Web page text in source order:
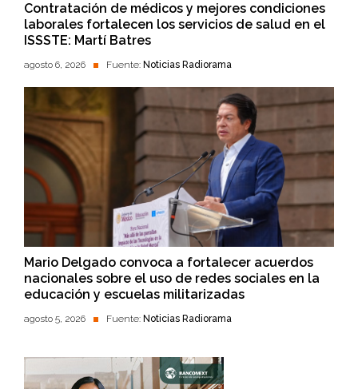
Contratación de médicos y mejores condiciones
laborales fortalecen los servicios de salud en el
ISSSTE: Martí Batres
agosto 6, 2026 Fuente: Noticias Radiorama
Mario Delgado convoca a fortalecer acuerdos
nacionales sobre el uso de redes sociales en la
educación y escuelas militarizadas
agosto 5, 2026 Fuente: Noticias Radiorama